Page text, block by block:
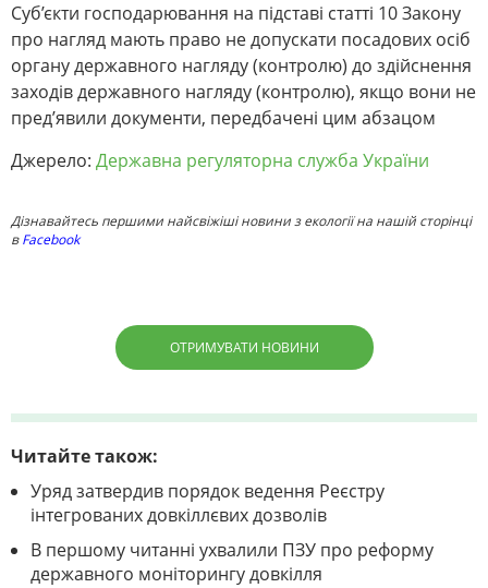
Суб’єкти господарювання на підставі статті 10 Закону
про нагляд мають право не допускати посадових осіб
органу державного нагляду (контролю) до здійснення
заходів державного нагляду (контролю), якщо вони не
пред’явили документи, передбачені цим абзацом
Джерело: Державна регуляторна служба України
Дізнавайтесь першими найсвіжіші новини з екології на нашій сторінці
вFacebook
ОТРИМУВАТИ НОВИНИ
Читайте також:
Уряд затвердив порядок ведення Реєстру
інтегрованих довкіллєвих дозволів
В першому читанні ухвалили ПЗУ про реформу
державного моніторингу довкілля